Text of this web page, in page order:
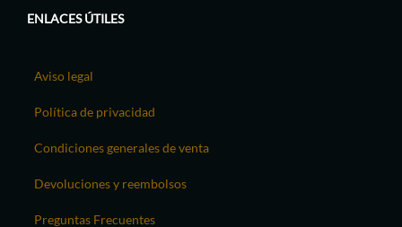
ENLACES ÚTILES
Aviso legal
Política de privacidad
Condiciones generales de venta
Devoluciones y reembolsos
Preguntas Frecuentes